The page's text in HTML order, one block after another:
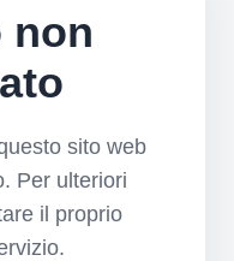
non
sito web
Per ulteriori
il proprio